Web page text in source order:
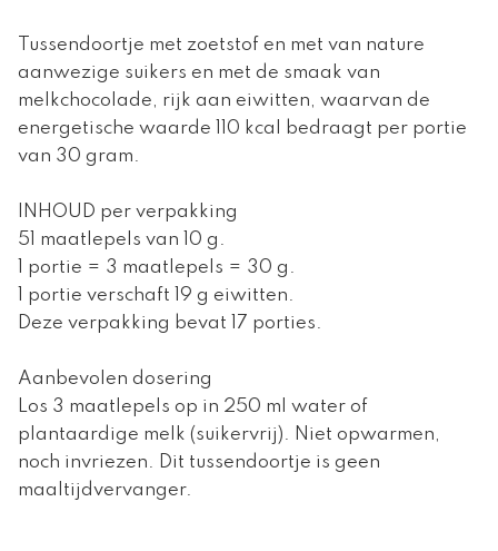
Tussendoortje met zoetstof en met van nature
aanwezige suikers en met de smaak van
melkchocolade, rijk aan eiwitten, waarvan de
energetische waarde 110 kcal bedraagt per portie
van 30 gram.
INHOUD per verpakking
51 maatlepels van 10 g.
1 portie = 3 maatlepels = 30 g.
1 portie verschaft 19 g eiwitten.
Deze verpakking bevat 17 porties.
Aanbevolen dosering
Los 3 maatlepels op in 250 ml water of
plantaardige melk (suikervrij). Niet opwarmen,
noch invriezen. Dit tussendoortje is geen
maaltijdvervanger.